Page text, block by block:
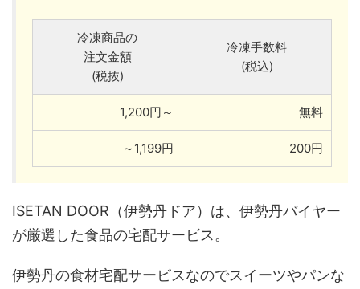
冷凍商品の
注文金額
(税抜)
冷凍手数料
(税込)
1,200円～ 無料
～1,199円 200円
ISETAN DOOR（伊勢丹ドア）は、伊勢丹バイヤー
が厳選した食品の宅配サービス。
伊勢丹の食材宅配サービスなのでスイーツやパンな